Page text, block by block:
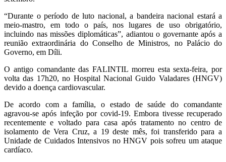
“Durante o período de luto nacional, a bandeira nacional estará a
meio-mastro, em todo o país, nos lugares de uso obrigatório,
incluindo nas missões diplomáticas”, adiantou o governante após a
reunião extraordinária do Conselho de Ministros, no Palácio do
Governo, em Díli.
O antigo comandante das FALINTIL morreu esta sexta-feira, por
volta das 17h20, no Hospital Nacional Guido Valadares (HNGV)
devido a doença cardiovascular.
De acordo com a família, o estado de saúde do comandante
agravou-se após infeção por covid-19. Embora tivesse recuperado
recentemente e voltado para casa após tratamento no centro de
isolamento de Vera Cruz, a 19 deste mês, foi transferido para a
Unidade de Cuidados Intensivos no HNGV pois sofreu um ataque
cardíaco.